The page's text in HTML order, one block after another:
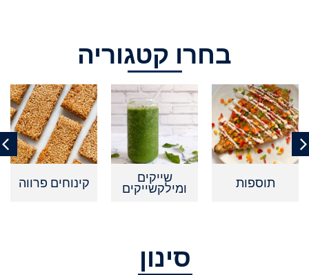
בחרו קטגוריה
ומילקשייקים קינוחים פרווה קינוחים
סינון